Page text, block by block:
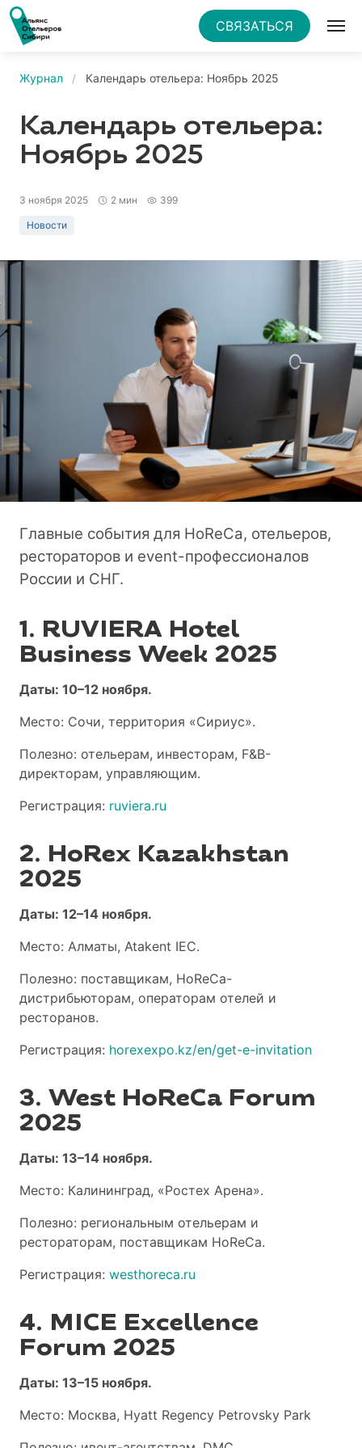
СВЯЗАТЬСЯ
Журнал Календарь отельера: Ноябрь 2025
Календарь отельера:
Ноябрь 2025
3 ноября 2025 2 мин 399
Новости
Главные события для HoReCa, отельеров,
рестораторов и event-профессионалов
России и СНГ.
1. RUVIERA Hotel
Business Week 2025
Даты: 10–12 ноября.
Место: Сочи, территория «Сириус».
Полезно: отельерам, инвесторам, F&B-
директорам, управляющим.
Регистрация: ruviera.ru
2. HoRex Kazakhstan
2025
Даты: 12–14 ноября.
Место: Алматы, Atakent IEC.
Полезно: поставщикам, HoReCa-
дистрибьюторам, операторам отелей и
ресторанов.
Регистрация: horexexpo.kz/en/get-e-invitation
3. West HoReCa Forum
2025
Даты: 13–14 ноября.
Место: Калининград, «Ростех Арена».
Полезно: региональным отельерам и
рестораторам, поставщикам HoReCa.
Регистрация: westhoreca.ru
4. MICE Excellence
Forum 2025
Даты: 13–15 ноября.
Место: Москва, Hyatt Regency Petrovsky Park